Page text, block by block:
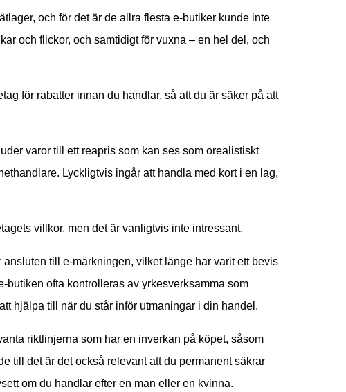
och för det är de allra flesta e-butiker kunde inte
och flickor, och samtidigt för vuxna – en hel del, och
för rabatter innan du handlar, så att du är säker på att
varor till ett reapris som kan ses som orealistiskt
Lyckligtvis ingår att handla med kort i en lag,
villkor, men det är vanligtvis inte intressant.
till e-märkningen, vilket länge har varit ett bevis
butiken ofta kontrolleras av yrkesverksamma som
hjälpa till när du står inför utmaningar i din handel.
riktlinjerna som har en inverkan på köpet, såsom
till det är det också relevant att du permanent säkrar
om du handlar efter en man eller en kvinna.